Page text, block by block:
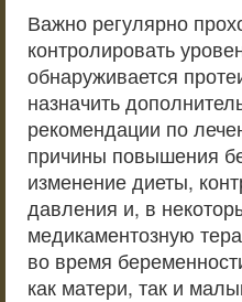
Важно регулярно
контролировать
обнаруживается
назначить
рекомендации по
причины повышения
изменение диеты,
давления и, в
медикаментозную
во время
как матери, так и